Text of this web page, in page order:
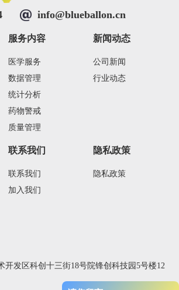
info@blueballon.cn
服务内容
医学服务
数据管理
统计分析
药物警戒
质量管理
新闻动态
公司新闻
行业动态
联系我们
联系我们
加入我们
隐私政策
隐私政策
开发区科创十三街18号院锋创科技园5号楼12